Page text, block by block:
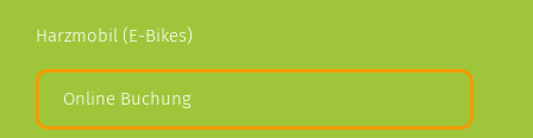
Harzmobil (E-Bikes)
Online Buchung